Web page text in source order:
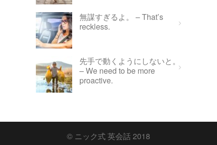
無謀すぎるよ。 – That’s
reckless.
先手で動くようにしないと。
– We need to be more
proactive.
© ニック式 英会話 2018